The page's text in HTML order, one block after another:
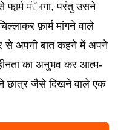
फा़र्म मंागा, परंतु उसने
फ़ार्म मांगने वाले
से अपनी बात कहने में अपने
का अनुभव कर आत्म-
छात्र जैसे दिखने वाले एक